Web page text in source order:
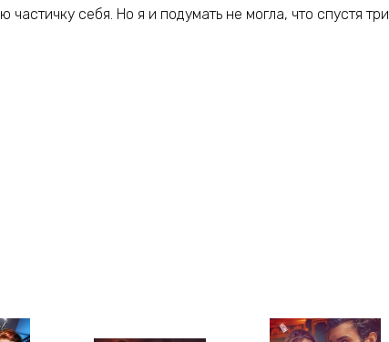
себя. Но я и подумать не могла, что спустя три